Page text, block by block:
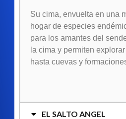
Su cima, envuelta en una
hogar de especies
para los amantes del
la cima y permiten
hasta cuevas y
EL SALTO ANGEL